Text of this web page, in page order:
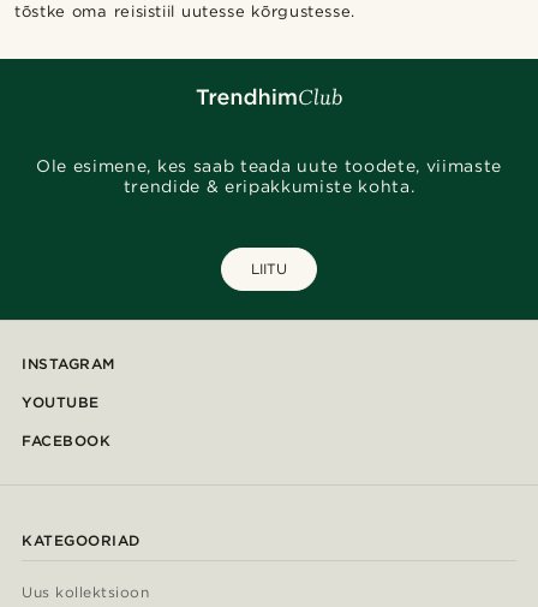
tõstke oma reisistiil uutesse kõrgustesse.
Ole esimene, kes saab teada uute toodete, viimaste
trendide & eripakkumiste kohta.
LIITU
INSTAGRAM
YOUTUBE
FACEBOOK
KATEGOORIAD
Uus kollektsioon